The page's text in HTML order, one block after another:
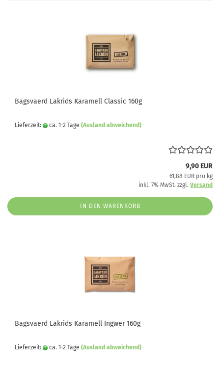
Bagsvaerd Lakrids Karamell Classic 160g
Lieferzeit: ca. 1-2 Tage (Ausland abweichend)
9,90 EUR
61,88 EUR pro kg
inkl. 7% MwSt. zzgl. Versand
IN DEN WARENKORB
Bagsvaerd Lakrids Karamell Ingwer 160g
Lieferzeit: ca. 1-2 Tage (Ausland abweichend)